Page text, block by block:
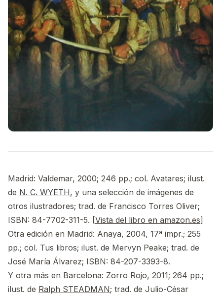
Madrid: Valdemar, 2000; 246 pp.; col. Avatares; ilust.
de N. C. WYETH, y una selección de imágenes de
otros ilustradores; trad. de Francisco Torres Oliver;
ISBN: 84-7702-311-5. [Vista del libro en amazon.es]
Otra edición en Madrid: Anaya, 2004, 17ª impr.; 255
pp.; col. Tus libros; ilust. de Mervyn Peake; trad. de
José María Álvarez; ISBN: 84-207-3393-8.
Y otra más en Barcelona: Zorro Rojo, 2011; 264 pp.;
ilust. de Ralph STEADMAN; trad. de Julio-César